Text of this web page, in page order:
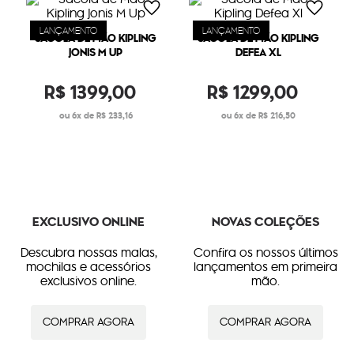
LANÇAMENTO
SACOLA DE MÃO KIPLING
JONIS M UP
R$1399,00
6 R$ 233,16
LANÇAMENTO
SACOLA DE MÃO KIPLING
DEFEA XL
R$1299,00
6 R$216,50
EXCLUSIVO ONLINE
Descubra nossas malas,
mochilas e acessórios
exclusivos online.
COMPRAR AGORA
NOVAS COLEÇÕES
Confira os nossos últimos
lançamentos em primeira
mão.
COMPRAR AGORA